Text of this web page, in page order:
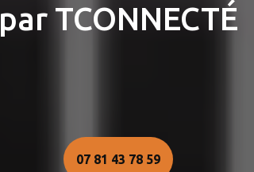
par TCONNECTÉ
07 81 43 78 59